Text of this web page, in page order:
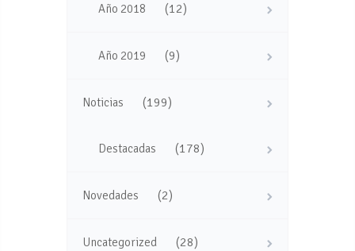
Año 2018 (12)
Año 2019 (9)
Noticias (199)
Destacadas (178)
Novedades (2)
Uncategorized (28)